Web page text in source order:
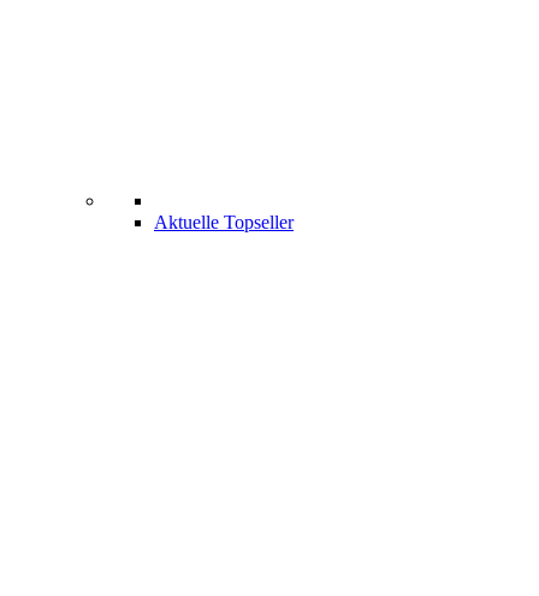
Aktuelle Topseller